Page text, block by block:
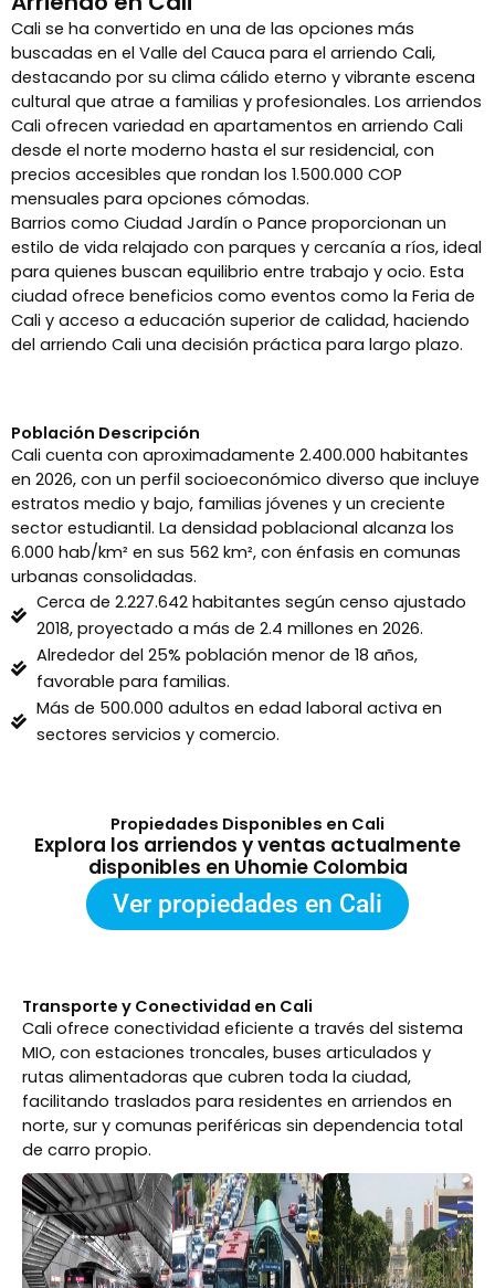
Cali se ha convertido en una de las opciones más
buscadas en el Valle del Cauca para el arriendo Cali,
destacando por su clima cálido eterno y vibrante escena
cultural que atrae a familias y profesionales. Los arriendos
Cali ofrecen variedad en apartamentos en arriendo Cali
desde el norte moderno hasta el sur residencial, con
precios accesibles que rondan los 1.500.000 COP
mensuales para opciones cómodas.
Barrios como Ciudad Jardín o Pance proporcionan un
estilo de vida relajado con parques y cercanía a ríos, ideal
para quienes buscan equilibrio entre trabajo y ocio. Esta
ciudad ofrece beneficios como eventos como la Feria de
Cali y acceso a educación superior de calidad, haciendo
del arriendo Cali una decisión práctica para largo plazo.
Población Descripción
Cali cuenta con aproximadamente 2.400.000 habitantes
en 2026, con un perfil socioeconómico diverso que incluye
estratos medio y bajo, familias jóvenes y un creciente
sector estudiantil. La densidad poblacional alcanza los
6.000 hab/km² en sus 562 km², con énfasis en comunas
urbanas consolidadas.
Cerca de 2.227.642 habitantes según censo ajustado
2018, proyectado a más de 2.4 millones en 2026.
Alrededor del 25% población menor de 18 años,
favorable para familias.
Más de 500.000 adultos en edad laboral activa en
sectores servicios y comercio.
Propiedades Disponibles en Cali
Explora los arriendos y ventas actualmente
disponibles en Uhomie Colombia
Ver propiedades en Cali
Transporte y Conectividad en Cali
Cali ofrece conectividad eficiente a través del sistema
MIO, con estaciones troncales, buses articulados y
rutas alimentadoras que cubren toda la ciudad,
facilitando traslados para residentes en arriendos en
norte, sur y comunas periféricas sin dependencia total
de carro propio.